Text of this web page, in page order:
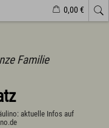
0,00 €
Familie
aktuelle Infos auf